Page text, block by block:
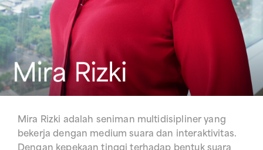
Mira Rizki adalah seniman multidisipliner yang
bekerja dengan medium suara dan interaktivitas.